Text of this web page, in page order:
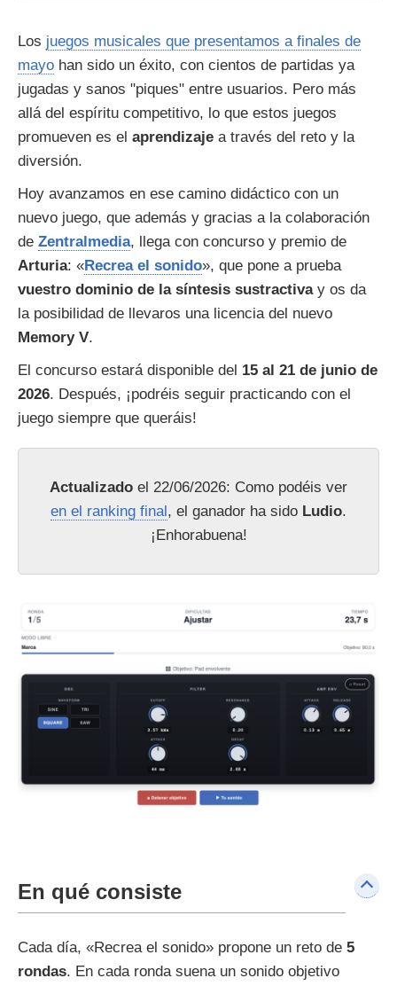
Los juegos musicales que presentamos a finales de
mayo han sido un éxito, con cientos de partidas ya
jugadas y sanos "piques" entre usuarios. Pero más
allá del espíritu competitivo, lo que estos juegos
promueven es el aprendizaje a través del reto y la
diversión.
Hoy avanzamos en ese camino didáctico con un
nuevo juego, que además y gracias a la colaboración
de Zentralmedia, llega con concurso y premio de
Arturia: «Recrea el sonido», que pone a prueba
vuestro dominio de la síntesis sustractiva y os da
la posibilidad de llevaros una licencia del nuevo
Memory V.
El concurso estará disponible del 15 al 21 de junio de
2026. Después, ¡podréis seguir practicando con el
juego siempre que queráis!
Actualizado el 22/06/2026: Como podéis ver
en el ranking final, el ganador ha sido Ludio.
¡Enhorabuena!
En qué consiste
Cada día, «Recrea el sonido» propone un reto de 5
rondas. En cada ronda suena un sonido objetivo